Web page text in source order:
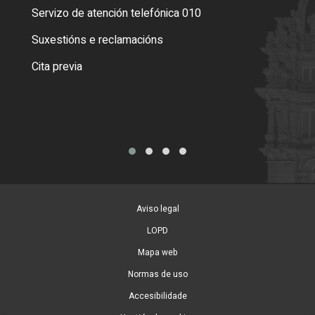
Servizo de atención telefónica 010
Suxestións e reclamacións
Cita previa
Aviso legal
LOPD
Mapa web
Normas de uso
Accesibilidade